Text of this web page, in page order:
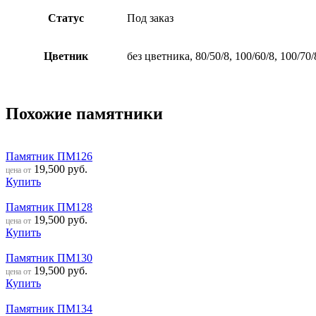
Статус Под заказ
Цветник без цветника, 80/50/8, 100/60/8, 100/70/
Похожие памятники
Памятник ПМ126
цена от 19,500 руб.
Купить
Памятник ПМ128
цена от 19,500 руб.
Купить
Памятник ПМ130
цена от 19,500 руб.
Купить
Памятник ПМ134